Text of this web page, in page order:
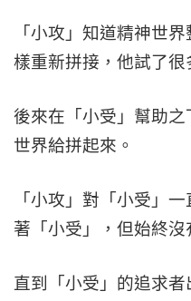
「小攻」知道精神世
樣重新拼接，他試了很
後來在「小受」幫助
世界給拼起來。
「小攻」對「小受」
著「小受」，但始終沒
直到「小受」的追求者